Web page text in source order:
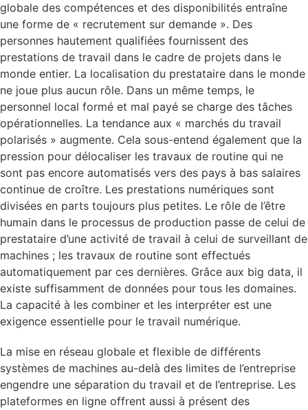
globale des compétences et des disponibilités entraîne
une forme de « recrutement sur demande ». Des
personnes hautement qualifiées fournissent des
prestations de travail dans le cadre de projets dans le
monde entier. La localisation du prestataire dans le monde
ne joue plus aucun rôle. Dans un même temps, le
personnel local formé et mal payé se charge des tâches
opérationnelles. La tendance aux « marchés du travail
polarisés » augmente. Cela sous-entend également que la
pression pour délocaliser les travaux de routine qui ne
sont pas encore automatisés vers des pays à bas salaires
continue de croître. Les prestations numériques sont
divisées en parts toujours plus petites. Le rôle de l’être
humain dans le processus de production passe de celui de
prestataire d’une activité de travail à celui de surveillant de
machines ; les travaux de routine sont effectués
automatiquement par ces dernières. Grâce aux big data, il
existe suffisamment de données pour tous les domaines.
La capacité à les combiner et les interpréter est une
exigence essentielle pour le travail numérique.
La mise en réseau globale et flexible de différents
systèmes de machines au-delà des limites de l’entreprise
engendre une séparation du travail et de l’entreprise. Les
plateformes en ligne offrent aussi à présent des